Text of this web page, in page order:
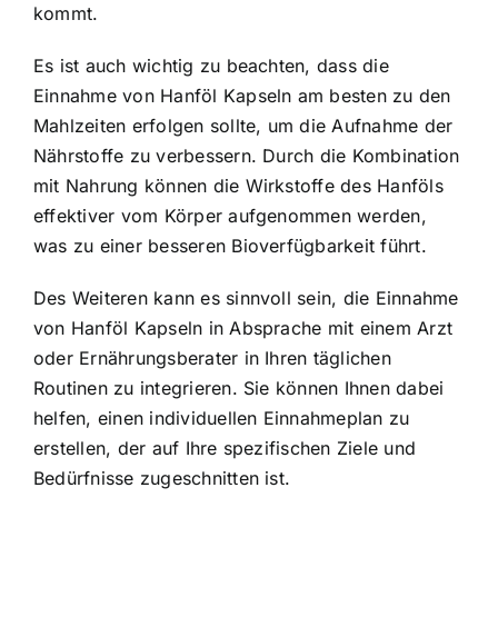
kommt.
Es ist auch wichtig zu beachten, dass die
Einnahme von Hanföl Kapseln am besten zu den
Mahlzeiten erfolgen sollte, um die Aufnahme der
Nährstoffe zu verbessern. Durch die Kombination
mit Nahrung können die Wirkstoffe des Hanföls
effektiver vom Körper aufgenommen werden,
was zu einer besseren Bioverfügbarkeit führt.
Des Weiteren kann es sinnvoll sein, die Einnahme
von Hanföl Kapseln in Absprache mit einem Arzt
oder Ernährungsberater in Ihren täglichen
Routinen zu integrieren. Sie können Ihnen dabei
helfen, einen individuellen Einnahmeplan zu
erstellen, der auf Ihre spezifischen Ziele und
Bedürfnisse zugeschnitten ist.